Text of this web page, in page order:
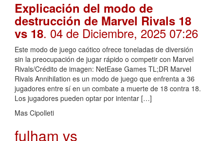
Explicación del modo de
destrucción de Marvel Rivals 18
vs 18. 04 de Diciembre, 2025 07:26
Este modo de juego caótico ofrece toneladas de diversión
sin la preocupación de jugar rápido o competir con Marvel
Rivals/Crédito de imagen: NetEase Games TL;DR Marvel
Rivals Annihilation es un modo de juego que enfrenta a 36
jugadores entre sí en un combate a muerte de 18 contra 18.
Los jugadores pueden optar por intentar […]
Mas Cipolleti
fulham vs